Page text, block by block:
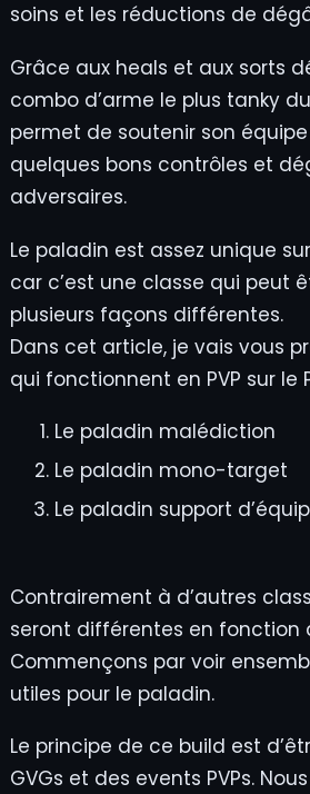
soins et les réductions de
Grâce aux heals et aux sorts
combo d’arme le plus tanky
permet de soutenir son
quelques bons contrôles et
adversaires.
Le paladin est assez unique
car c’est une classe qui peut
plusieurs façons différentes.
Dans cet article, je vais vous
qui fonctionnent en PVP sur le
Le paladin malédiction
Le paladin mono-target
Le paladin support
Contrairement à d’autres
seront différentes en fonction
Commençons par voir
utiles pour le paladin.
Le principe de ce build est
GVGs et des events PVPs.